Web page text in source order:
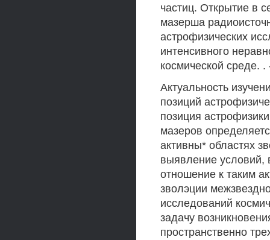
частиц. Открытие в
мазерша
астрофизических
интенсивного
космической среде. .
Актуальность
позиций
позиция
мазеров
активны* областях
выявление условий,
отношение к таким
зволэции
исследований
задачу
пространственно